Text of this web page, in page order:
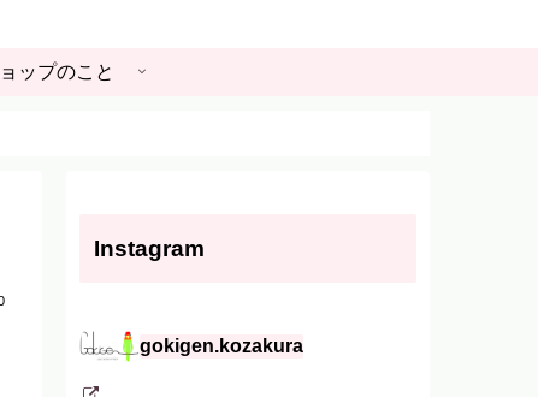
ップのこと
Instagram
gokigen.kozakura